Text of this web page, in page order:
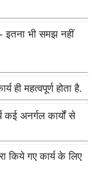
इतना भी समझ नहीं
ही महत्वपूर्ण होता है.
कई अनर्गल कार्यों से
किये गए कार्य के लिए